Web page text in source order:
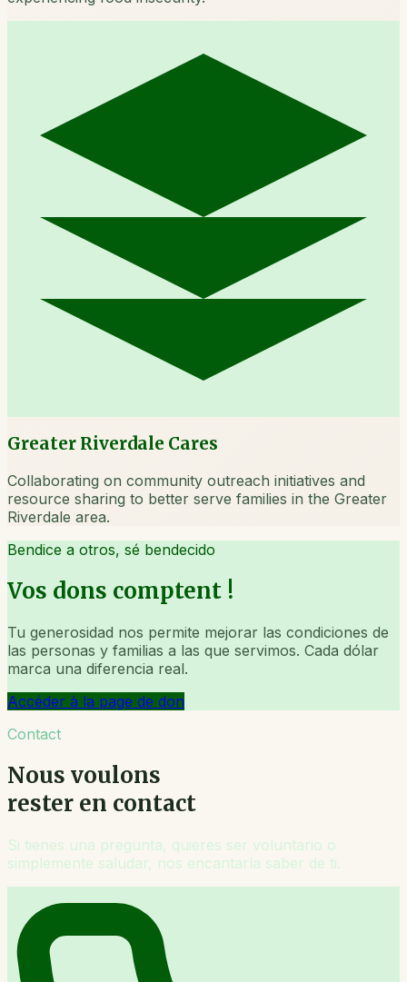
Greater Riverdale Cares
Collaborating on community outreach initiatives and
resource sharing to better serve families in the Greater
Riverdale area.
Bendice a otros, sé bendecido
Vos dons comptent !
Tu generosidad nos permite mejorar las condiciones de
las personas y familias a las que servimos. Cada dólar
marca una diferencia real.
Accéder à la page de don
Contact
Nous voulons
rester en contact
Si tienes una pregunta, quieres ser voluntario o
simplemente saludar, nos encantaría saber de ti.